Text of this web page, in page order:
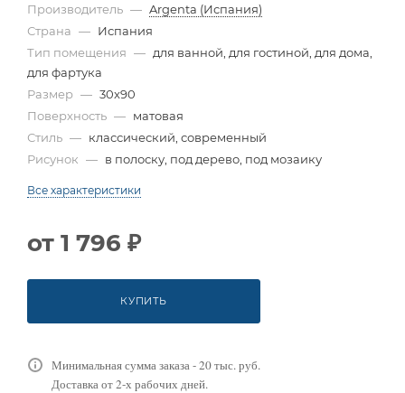
Производитель — Argenta (Испания)
Страна — Испания
Тип помещения — для ванной, для гостиной, для дома,
для фартука
Размер — 30x90
Поверхность — матовая
Стиль — классический, современный
Рисунок — в полоску, под дерево, под мозаику
Все характеристики
от 1 796 ₽
КУПИТЬ
Минимальная сумма заказа - 20 тыс. руб.
Доставка от 2-х рабочих дней.